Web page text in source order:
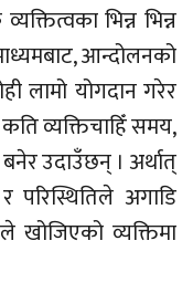
भिन्न भिन्न
आन्दोलनको
लामो योगदान गरेर
व्यक्तिचाहिँ समय,
उदाउँछन् । अर्थात्
अगाडि
व्यक्तिमा